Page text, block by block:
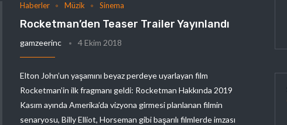
Haberler Müzik Sinema
Rocketman’den Teaser Trailer Yayınlandı
gamzeerinc 4 Ekim 2018
Elton John’un yaşamını beyaz perdeye uyarlayan film
Rocketman’in ilk fragmanı geldi: Rocketman Hakkında 2019
Kasım ayında Amerika’da vizyona girmesi planlanan filmin
senaryosu, Billy Elliot, Horseman gibi başarılı filmlerde imzası